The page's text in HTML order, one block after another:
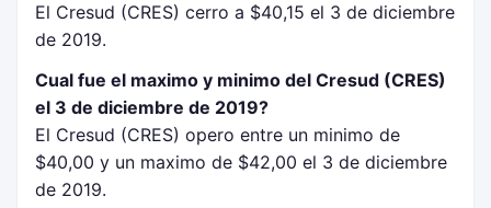
El Cresud (CRES) cerro a $40,15 el 3 de diciembre
de 2019.
Cual fue el maximo y minimo del Cresud (CRES)
el 3 de diciembre de 2019?
El Cresud (CRES) opero entre un minimo de
$40,00 y un maximo de $42,00 el 3 de diciembre
de 2019.